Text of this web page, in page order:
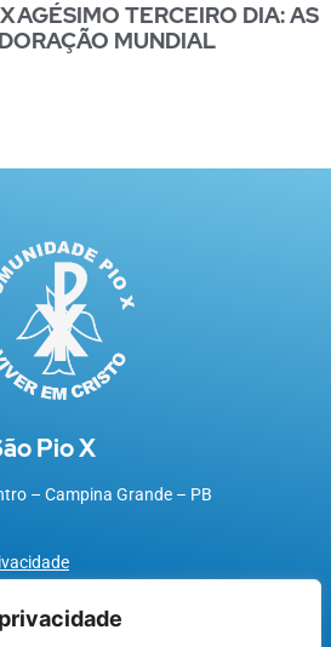
TERCEIRO DIA: AS
MUNDIAL
Pio X
– Campina Grande – PB